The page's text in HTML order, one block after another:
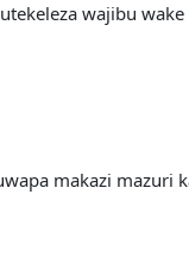
wajibu
makazi mazuri